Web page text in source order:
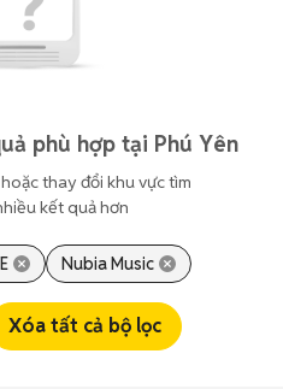
phù hợp tại Phú Yên
thay đổi khu vực tìm
kết quả hơn
Nubia Music
Xóa tất cả bộ lọc